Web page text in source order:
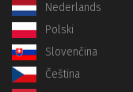
Nederlands
Polski
Slovenčina
Čeština